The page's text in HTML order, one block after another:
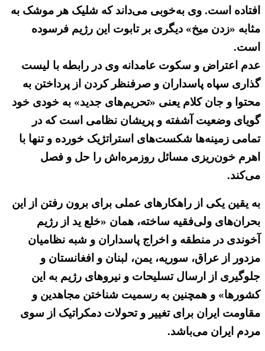
افتاده است. وی به‌خوبی می‌داند که شلیک هر موشک به
مثابه «زدن میخ» دیگری بر تابوت این رژیم فرسوده
است.
عدم اعتراض و سکوت عامدانه وی در رابطه با لیست
گذاری سپاه پاسداران و صرفنظر کردن از پرداختن به
محتوا و جان کلام یعنی «تحریم‌های جدید» به خودی خود
گویای وضعیت آشفته و پریشان نظامی است که در
تمامی زمینه‌ها شکست‌های استراتژیک خورده و تنها با
اهرم خون‌ریزی مسائل روزمره‌اش را حل و فصل
می‌کند.
به یقین یکی از راهکارهای عملی برای برون رفتن از این
بحران‌های ولی‌فقیه ساخته، همان «خلع ید از رژیم
آخوندی در منطقه و اخراج پاسداران و شبه نظامیان
مزدور از عراق، سوریه، یمن، لبنان و افغانستان و
جلوگیری از ارسال تسلیحات و نیروهای رژیم به این
کشورها» و همچنین به رسمیت شناختن مجاهدین و
مقاومت ایران برای تغییر و تحولات دمکراتیک از سوی
مردم ایران می‌باشد.